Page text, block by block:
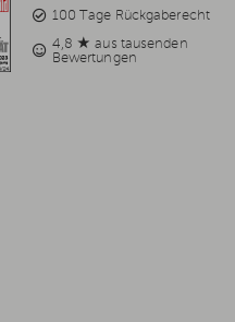
100 Tage Rückgaberecht
4,8 ★ aus tausenden
Bewertungen